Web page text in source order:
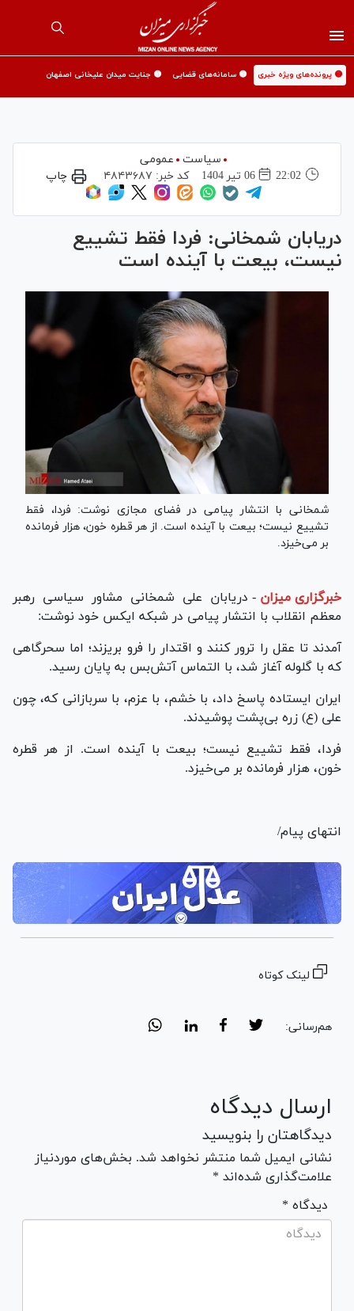
🟡 پرونده‌های ویژه خبری 🟡 سامانه‌های قضایی 🟡 جنایت میدان علیخانی اصفهان
سیاست
عمومی
22:02
06 تير 1404 کد خبر: ۴۸۴۳۶۸۷ چاپ
دریابان شمخانی: فردا فقط تشییع
نیست، بیعت با آینده است
شمخانی با انتشار پیامی در فضای مجازی نوشت: فردا، فقط
تشییع نیست؛ بیعت با آینده است. از هر قطره خون، هزار فرمانده
بر می‌خیزد.
خبرگزاری میزان - دریابان علی شمخانی مشاور سیاسی رهبر
معظم انقلاب با انتشار پیامی در شبکه ایکس خود نوشت:
آمدند تا عقل را ترور کنند و اقتدار را فرو بریزند؛ اما سحرگاهی
که با گلوله آغاز شد، با التماس آتش‌بس به پایان رسید.
ایران ایستاده پاسخ داد، با خشم، با عزم، با سربازانی که، چون
علی (ع) زره بی‌پشت پوشیدند.
فردا، فقط تشییع نیست؛ بیعت با آینده است. از هر قطره
خون، هزار فرمانده بر می‌خیزد.
انتهای پیام/
لینک کوتاه
هم‌رسانی:
ارسال دیدگاه
دیدگاهتان را بنویسید
نشانی ایمیل شما منتشر نخواهد شد. بخش‌های موردنیاز
علامت‌گذاری شده‌اند *
* دیدگاه